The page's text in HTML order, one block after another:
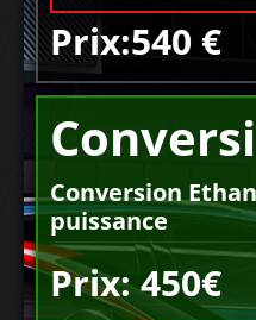
Prix:540 €
Conversion
puissance
Prix: 450€